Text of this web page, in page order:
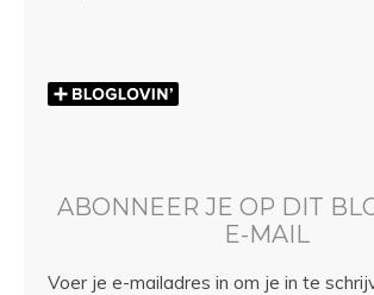
ABONNEER JE OP DIT
E-MAIL
Voer je e-mailadres in om je in te